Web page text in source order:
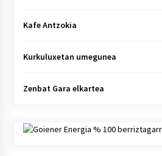
Kafe Antzokia
Kurkuluxetan umegunea
Zenbat Gara elkartea